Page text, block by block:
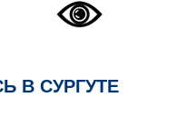
В СУРГУТЕ